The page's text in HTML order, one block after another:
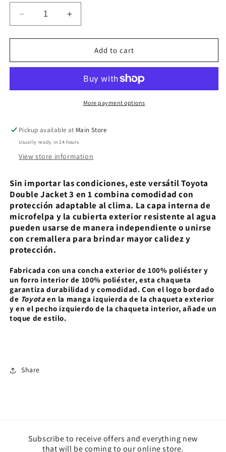
Decrease
quantity
for
Double
Increase
quantity
for
Toyota
Double
Add to cart
More payment options
Pickup available at Main Store
Usually ready in 24 hours
View store information
Sin importar las condiciones, este versátil Toyota
Double Jacket 3 en 1 combina comodidad con
protección adaptable al clima. La capa interna de
microfelpa y la cubierta exterior resistente al agua
pueden usarse de manera independiente o unirse
con cremallera para brindar mayor calidez y
protección.
Fabricada con una concha exterior de 100% poliéster y
un forro interior de 100% poliéster, esta chaqueta
garantiza durabilidad y comodidad. Con el logo bordado
de Toyotaen la manga izquierda de la chaqueta exterior
y en el pecho izquierdo de la chaqueta interior, añade un
toque de estilo.
Share
Subscribe to receive offers and everything new
that will be coming to our online store.